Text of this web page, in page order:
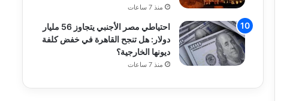
منذ 7 ساعات
احتياطي مصر الأجنبي يتجاوز 56 مليار
دولار: هل تنجح القاهرة في خفض كلفة
ديونها الخارجية؟
منذ 7 ساعات